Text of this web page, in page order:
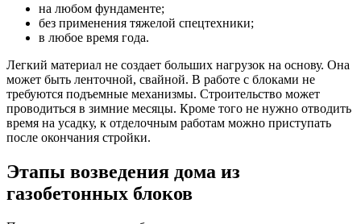
на любом фундаменте;
без применения тяжелой спецтехники;
в любое время года.
Легкий материал не создает больших нагрузок на основу. Она
может быть ленточной, свайной. В работе с блоками не
требуются подъемные механизмы. Строительство может
проводиться в зимние месяцы. Кроме того не нужно отводить
время на усадку, к отделочным работам можно приступать
после окончания стройки.
Этапы возведения дома из
газобетонных блоков